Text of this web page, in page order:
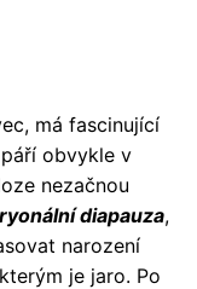
má fascinující
obvykle v
nezačnou
diapauza,
narození
je jaro. Po